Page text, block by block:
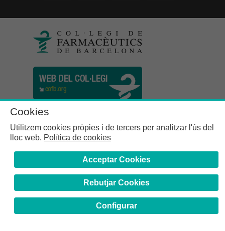
Cookies
Utilitzem cookies pròpies i de tercers per analitzar l'ús del
lloc web. Política de cookies
Acceptar Cookies
Rebutjar Cookies
Configurar